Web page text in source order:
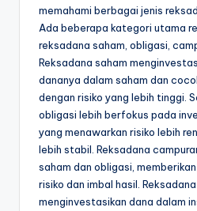
memahami berbagai jenis
Ada beberapa kategori utama
reksadana saham, obligasi,
Reksadana saham
dananya dalam saham dan
dengan risiko yang lebih tinggi.
obligasi lebih berfokus pada
yang menawarkan risiko lebih
lebih stabil. Reksadana
saham dan obligasi,
risiko dan imbal hasil.
menginvestasikan dana dalam